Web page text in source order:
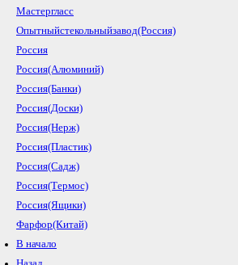
Мастергласс
Опытныйстекольныйзавод(Россия)
Россия
Россия(Алюминий)
Россия(Банки)
Россия(Доски)
Россия(Нерж)
Россия(Пластик)
Россия(Садж)
Россия(Термос)
Россия(Ящики)
Фарфор(Китай)
В начало